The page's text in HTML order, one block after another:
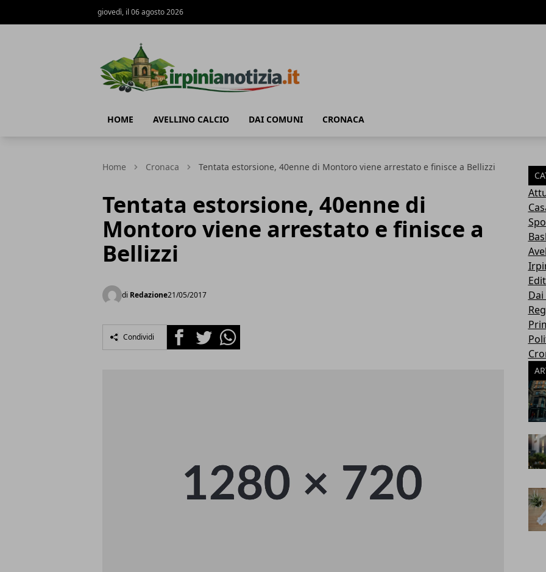
giovedì, il 06 agosto 2026
HOME AVELLINO CALCIO DAI COMUNI CRONACA
Home Cronaca Tentata estorsione, 40enne di Montoro viene arrestato e finisce a Bellizzi
Tentata estorsione, 40enne di
Montoro viene arrestato e finisce a
Bellizzi
di Redazione21/05/2017
Condividi FacebookTwitterWhatsapp